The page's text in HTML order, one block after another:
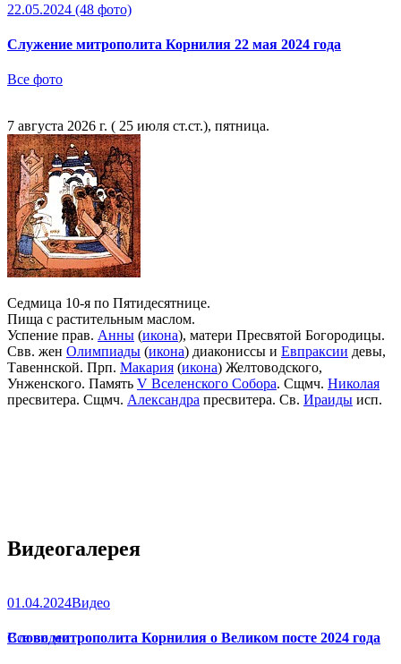
22.05.2024 (48 фото)
Служение митрополита Корнилия 22 мая 2024 года
Все фото
7 августа 2026 г. ( 25 июля ст.ст.), пятница.
Седмица 10-я по Пятидесятнице.
Пища с растительным маслом.
Успение прав. Анны (икона), матери Пресвятой Богородицы.
Свв. жен Олимпиады (икона) диакониссы и Евпраксии девы,
Тавеннской. Прп. Макария (икона) Желтоводского,
Унженского. Память V Вселенского Собора. Сщмч. Николая
пресвитера. Сщмч. Александра пресвитера. Св. Ираиды исп.
Видеогалерея
01.04.2024Видео
Слово митрополита Корнилия о Великом посте 2024 года
Все видео